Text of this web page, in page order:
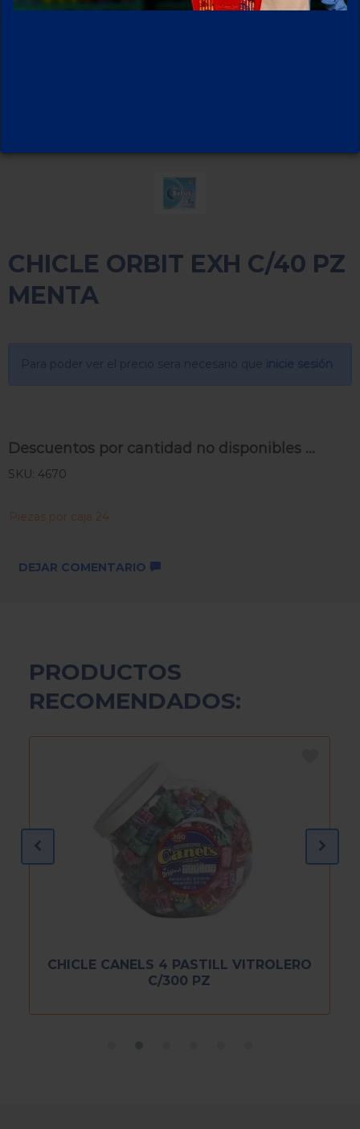
CHICLE ORBIT EXH C/40 PZ
MENTA
Para poder ver el precio sera necesario que
Descuentos por cantidad no disponibles ...
SKU: 4670
Piezas por caja 24
DEJAR COMENTARIO
PRODUCTOS
RECOMENDADOS:
CHICLE CANELS 4 PASTILL VITROLERO
C/300 PZ